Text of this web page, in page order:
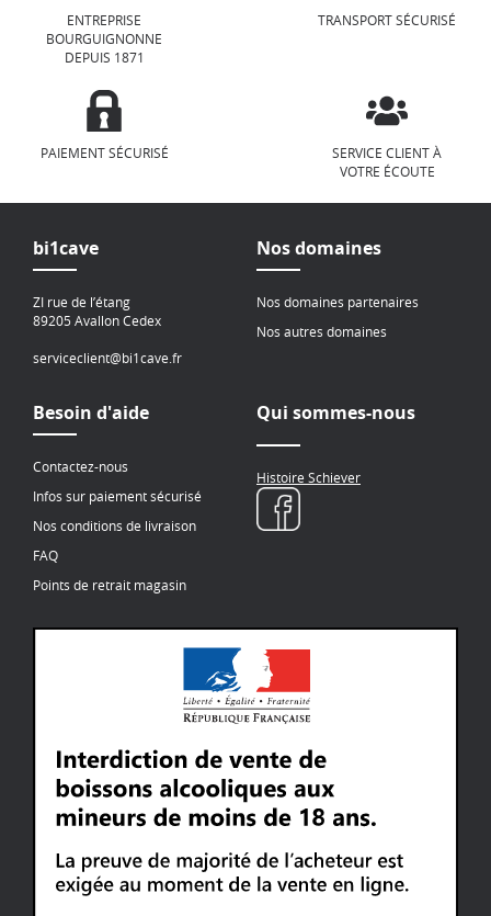
ENTREPRISE
BOURGUIGNONNE
DEPUIS 1871
TRANSPORT SÉCURISÉ
PAIEMENT SÉCURISÉ
SERVICE CLIENT À
VOTRE ÉCOUTE
bi1cave
ZI rue de l’étang
89205 Avallon Cedex
serviceclient@bi1cave.fr
Nos domaines
Nos domaines partenaires
Nos autres domaines
Besoin d'aide
Contactez-nous
Infos sur paiement sécurisé
Nos conditions de livraison
FAQ
Points de retrait magasin
Qui sommes-nous
Histoire Schiever